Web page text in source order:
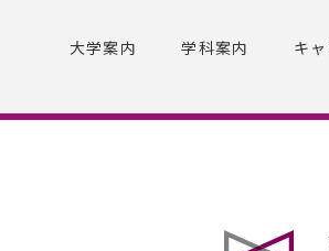
大学案内 学科案内 キ